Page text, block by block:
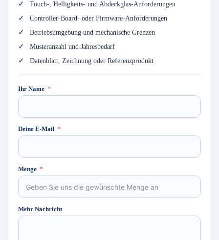
Touch-, Helligkeits- und Abdeckglas-Anforderungen
Controller-Board- oder Firmware-Anforderungen
Betriebsumgebung und mechanische Grenzen
Musteranzahl und Jahresbedarf
Datenblatt, Zeichnung oder Referenzprodukt
Ihr Name
Deine E-Mail
Menge
Mehr Nachricht